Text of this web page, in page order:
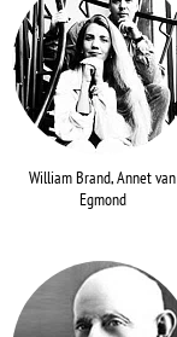
William Brand, Annet van
Egmond